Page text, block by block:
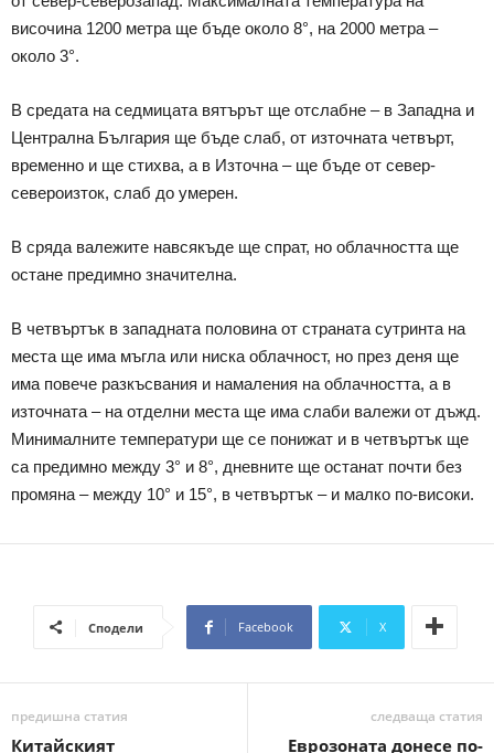
височина 1200 метра ще бъде около 8°, на 2000 метра –
около 3°.
В средата на седмицата вятърът ще отслабне – в Западна и
Централна България ще бъде слаб, от източната четвърт,
временно и ще стихва, а в Източна – ще бъде от север-
североизток, слаб до умерен.
В сряда валежите навсякъде ще спрат, но облачността ще
остане предимно значителна.
В четвъртък в западната половина от страната сутринта на
места ще има мъгла или ниска облачност, но през деня ще
има повече разкъсвания и намаления на облачността, а в
източната – на отделни места ще има слаби валежи от дъжд.
Минималните температури ще се понижат и в четвъртък ще
са предимно между 3° и 8°, дневните ще останат почти без
промяна – между 10° и 15°, в четвъртък – и малко по-високи.
Сподели Facebook X
предишна статия
Китайският
следваща статия
Еврозоната донесе по-